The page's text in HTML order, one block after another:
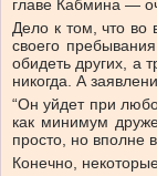
главе Кабмина —
Дело к том, что во
своего
обидеть других, а
никогда. А
“Он уйдет при
как минимум
просто, но вполне
Конечно,